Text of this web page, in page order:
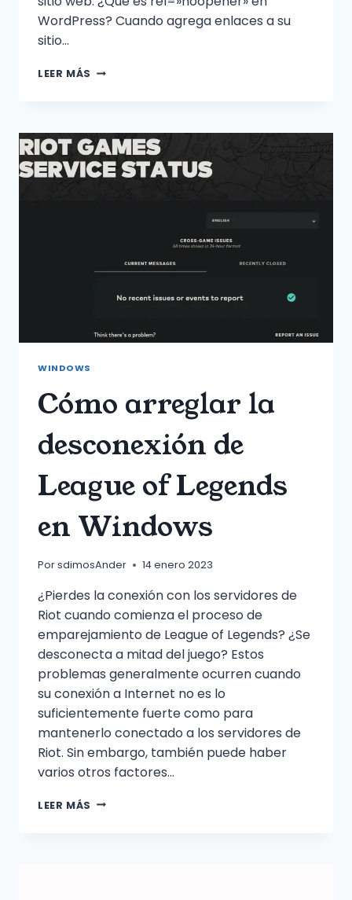
WordPress? Cuando agrega enlaces a su
sitio…
LEER MÁS ¿QUÉ
WORDPRESS?
(EXPLICADO)
WINDOWS
Cómo arreglar la
desconexión de
League of Legends
en Windows
PorsdimosAnder 14 enero 2023
¿Pierdes la conexión con los servidores de
Riot cuando comienza el proceso de
emparejamiento de League of Legends? ¿Se
desconecta a mitad del juego? Estos
problemas generalmente ocurren cuando
su conexión a Internet no es lo
suficientemente fuerte como para
mantenerlo conectado a los servidores de
Riot. Sin embargo, también puede haber
varios otros factores…
LEER MÁS CÓMO